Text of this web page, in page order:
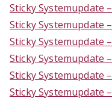
Sticky Systemupdate
Sticky Systemupdate
Sticky Systemupdate
Sticky Systemupdate
Sticky Systemupdate
Sticky Systemupdate